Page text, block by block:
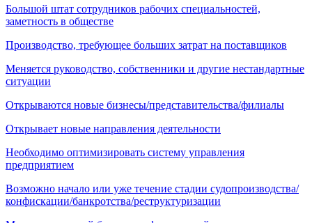
Большой штат сотрудников рабочих специальностей,
заметность в обществе
Производство, требующее больших затрат на поставщиков
Меняется руководство, собственники и другие нестандартные
ситуации
Открываются новые бизнесы/представительства/филиалы
Открывает новые направления деятельности
Необходимо оптимизировать систему управления
предприятием
Возможно начало или уже течение стадии судопроизводства/
конфискации/банкротства/реструктуризации